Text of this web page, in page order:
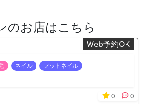
のお店はこちら
Web予約OK
ネイル フットネイル
0 0